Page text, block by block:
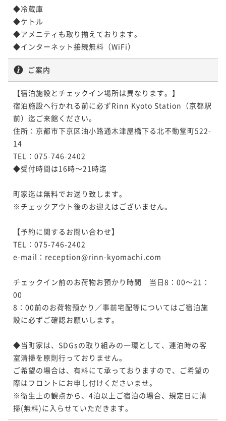
◆冷蔵庫
◆ケトル
◆アメニティも取り揃えております。
ご案内
【宿泊施設とチェックイン場所は異なります。】
宿泊施設へ行かれる前に必ずRinn Kyoto Station（京都駅
前）迄ご来館ください。
住所：京都市下京区油小路通木津屋橋下る北不動堂町522-
14
TEL：075-746-2402
◆受付時間は16時～21時迄
町家迄は無料でお送り致します。
※チェックアウト後のお迎えはございません。
【予約に関するお問い合わせ】
TEL：075-746-2402
e-mail：reception@rinn-kyomachi.com
チェックイン前のお荷物お預かり時間　当日8：00～21：
00
8：00前のお荷物預かり／事前宅配等についてはご宿泊施
設に必ずご確認お願いします。
◆当町家は、SDGsの取り組みの一環として、連泊時の客
室清掃を原則行っておりません。
ご希望の場合は、有料にて承っておりますので、ご希望の
際はフロントにお申し付けくださいませ。
※衛生上の観点から、4泊以上ご宿泊の場合、規定日に清
掃(無料)に入らせていただきます。